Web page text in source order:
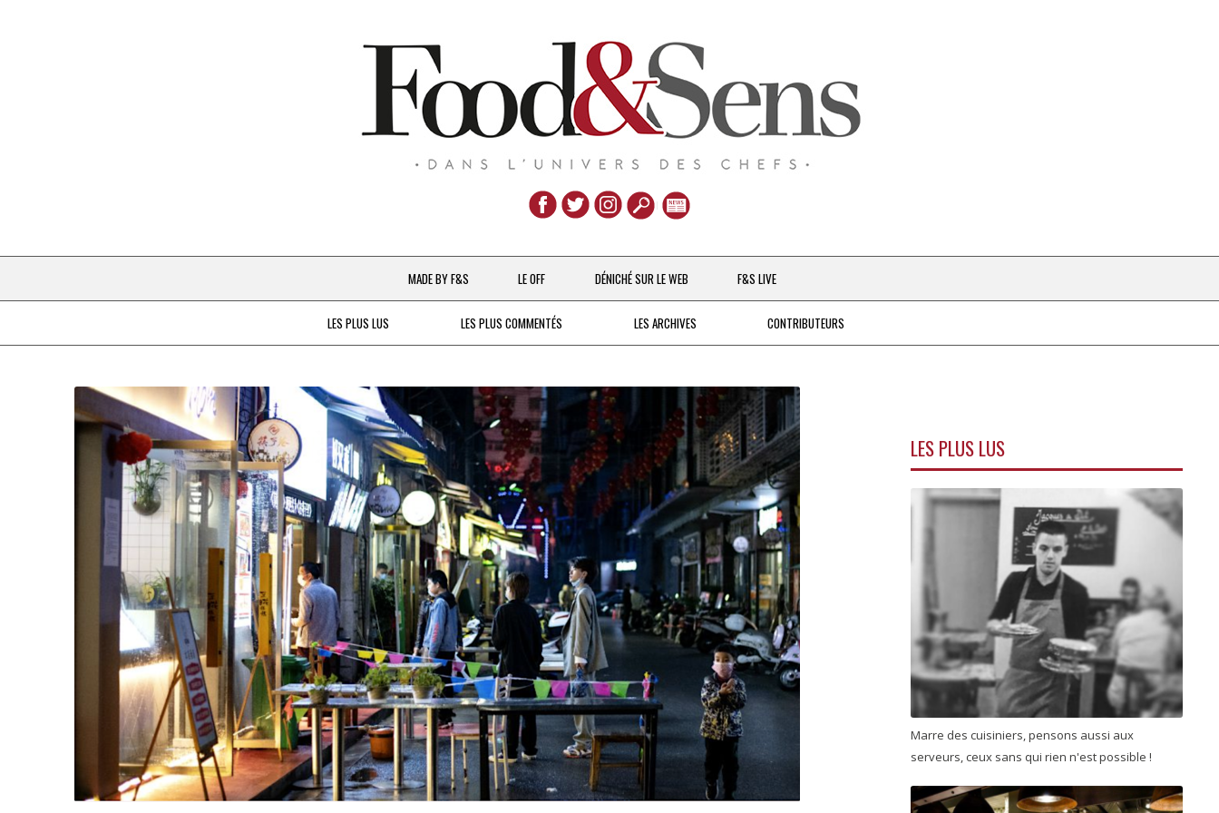
Aller
au
contenu
MADE BY F&S
CHEFS & ACTUALITÉS
À LA PETITE CUILLÈRE
DESTIN DE FEMME
V…DE VOYAGE
LE OFF DÉNICHÉ SUR LE WEB F&S LIVE
LES PLUS LUS LES PLUS COMMENTÉS LES ARCHIVES
DEPUIS 2016
CONTRIBUTEURS
LES PLUS LUS
Marre des cuisiniers, pensons aussi aux
serveurs, ceux sans qui rien n'est possible !